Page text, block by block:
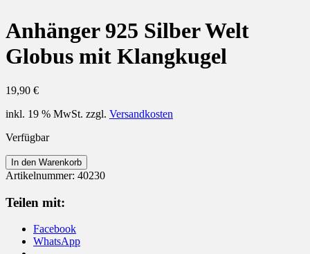
Anhänger 925 Silber Welt
Globus mit Klangkugel
19,90 €
inkl. 19 % MwSt. zzgl. Versandkosten
Verfügbar
Anhänger
925
Welt
Globus
Klangkugel
Menge
In den Warenkorb
Artikelnummer: 40230
Teilen mit:
Facebook
WhatsApp